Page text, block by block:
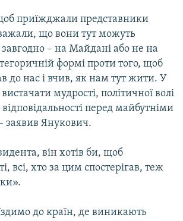
RL приїжджали представники
що вони тут можуть
– на Майдані або не на
формі проти того, щоб
до нас і вчив, як нам тут жити. У
мудрості, політичної волі
перед майбутніми
заявив Янукович.
він хотів би, щоб
всі, хто за цим спостерігав, теж
до країн, де виникають